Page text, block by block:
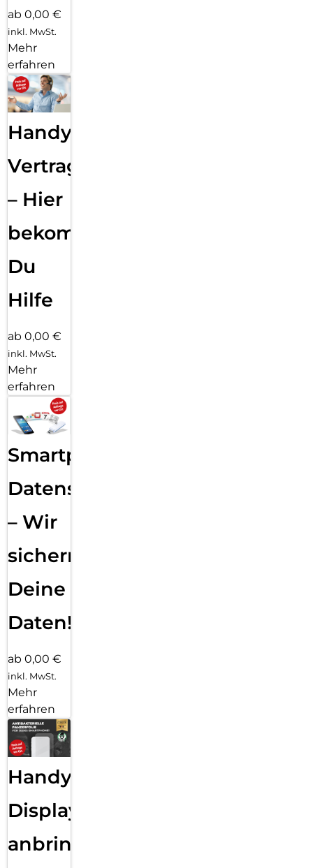
ab 0,00 €
inkl. MwSt.
Mehr
erfahren
Handy
Vertragsabwicklung
– Hier
bekommst
Du
Hilfe
ab 0,00 €
inkl. MwSt.
Mehr
erfahren
Smartphone
Datensicherung
– Wir
sichern
Deine
Daten!
ab 0,00 €
inkl. MwSt.
Mehr
erfahren
Handy
Displayfolie
anbringen